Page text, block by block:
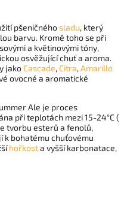
pšeničnéhosladu, který
barvu. Kromě toho se při
a květinovými tóny,
osvěžující chuť a aroma.
jakoCascade,Citra,Amarillo
ovocné a aromatické
Ale je proces
při teplotách mezi 15-24°C (
tvorbu esterů a fenolů,
k bohatému chuťovému
hořkosta vyšší karbonatace,